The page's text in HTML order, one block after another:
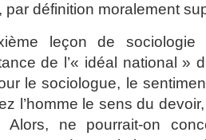
par définition moralement
leçon de sociologie
de l’« idéal national »
le sociologue, le
l’homme le sens du
ne pourrait-on